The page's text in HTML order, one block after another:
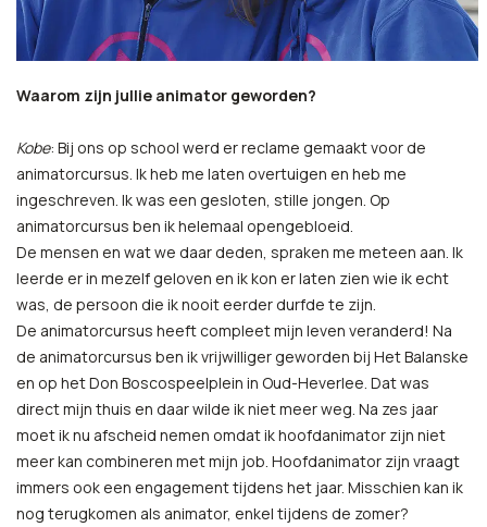
Waarom zijn jullie animator geworden?
Kobe: Bij ons op school werd er reclame gemaakt voor de
animatorcursus. Ik heb me laten overtuigen en heb me
ingeschreven. Ik was een gesloten, stille jongen. Op
animatorcursus ben ik helemaal opengebloeid.
De mensen en wat we daar deden, spraken me meteen aan. Ik
leerde er in mezelf geloven en ik kon er laten zien wie ik echt
was, de persoon die ik nooit eerder durfde te zijn.
De animatorcursus heeft compleet mijn leven veranderd! Na
de animatorcursus ben ik vrijwilliger geworden bij Het Balanske
en op het Don Boscospeelplein in Oud-Heverlee. Dat was
direct mijn thuis en daar wilde ik niet meer weg. Na zes jaar
moet ik nu afscheid nemen omdat ik hoofdanimator zijn niet
meer kan combineren met mijn job. Hoofdanimator zijn vraagt
immers ook een engagement tijdens het jaar. Misschien kan ik
nog terugkomen als animator, enkel tijdens de zomer?